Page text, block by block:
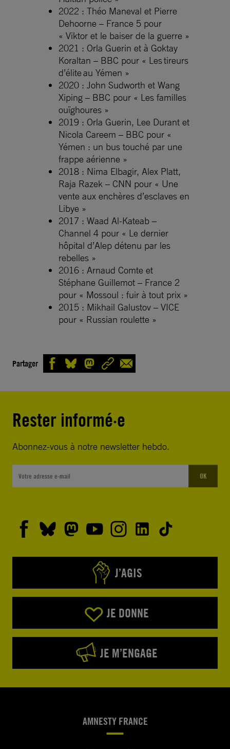
2022 : Théo Maneval et Pierre
Dehoorne – France 5 pour
« Viktor et le baiser de la guerre »
2021 : Orla Guerin et à Goktay
Koraltan – BBC pour « Les tireurs
d’élite au Yémen »
2020 : John Sudworth et Wang
Xiping – BBC pour « Les familles
ouïghoures »
2019 : Orla Guerin, Lee Durant et
Nicola Careem – BBC pour «
Yémen : un bus touché par une
frappe aérienne »
2018 : Nima Elbagir, Alex Platt,
Raja Razek – CNN pour « Une
vente aux enchères d’esclaves en
Libye »
2017 : Waad Al-Kateab –
Channel 4 pour « Le dernier
hôpital d’Alep détenu par les
rebelles »
2016 : Arnaud Comte et
Stéphane Guillemot – France 2
pour « Mossoul : fuir à tout prix »
2015 : Mikhail Galustov – VICE
pour « Russian roulette »
Partager
Rester informé·e
Abonnez-vous à notre newsletter hebdo.
OK
J’AGIS
JE DONNE
JE M’ENGAGE
AMNESTY FRANCE